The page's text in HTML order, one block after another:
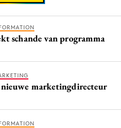
schande van programma
marketingdirecteur